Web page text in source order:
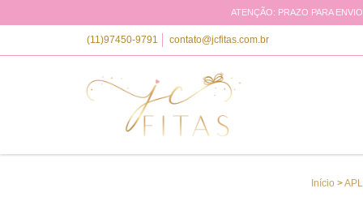
ATENÇÃO: PRAZO PARA
(11)97450-9791 contato@jcfitas.com.br
Início >